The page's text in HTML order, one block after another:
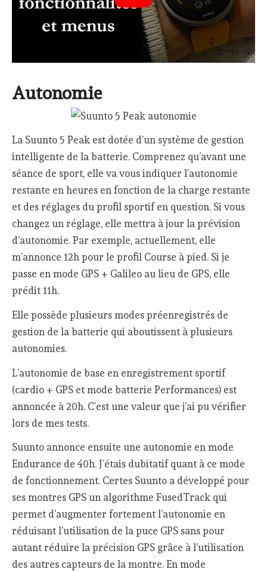
Autonomie
La Suunto 5 Peak est dotée d’un système de gestion
intelligente de la batterie. Comprenez qu’avant une
séance de sport, elle va vous indiquer l’autonomie
restante en heures en fonction de la charge restante
et des réglages du profil sportif en question. Si vous
changez un réglage, elle mettra à jour la prévision
d’autonomie. Par exemple, actuellement, elle
m’annonce 12h pour le profil Course à pied. Si je
passe en mode GPS + Galileo au lieu de GPS, elle
prédit 11h.
Elle possède plusieurs modes préenregistrés de
gestion de la batterie qui aboutissent à plusieurs
autonomies.
L’autonomie de base en enregistrement sportif
(cardio + GPS et mode batterie Performances) est
annoncée à 20h. C’est une valeur que j’ai pu vérifier
lors de mes tests.
Suunto annonce ensuite une autonomie en mode
Endurance de 40h. J’étais dubitatif quant à ce mode
de fonctionnement. Certes Suunto a développé pour
ses montres GPS un algorithme FusedTrack qui
permet d’augmenter fortement l’autonomie en
réduisant l’utilisation de la puce GPS sans pour
autant réduire la précision GPS grâce à l’utilisation
des autres capteurs de la montre. En mode